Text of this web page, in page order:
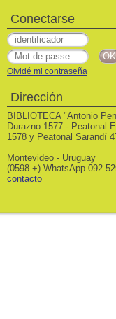
Conectarse
Olvidé mi contraseña
Dirección
BIBLIOTECA "Antonio
Durazno 1577 - Peatonal
1578 y Peatonal Sarandí
Montevideo - Uruguay
(0598 +) WhatsApp 092
contacto